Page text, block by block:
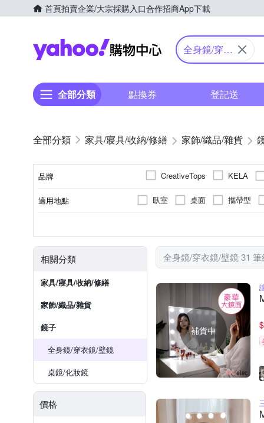
首頁拍賣企業/大宗採購入口合作招商App下載
Yahoo購物中心
全身鏡/穿衣
全部分類
點換券 登記送
家具/寢具/收納/修繕 家飾/織品/雜貨
品牌 CreativeTops KELA
適用地點 臥室 桌面 攜帶型
相關分類
家具/寢具/收納/修繕
家飾/織品/雜貨
鏡子
全身鏡/穿衣鏡/壁鏡
桌鏡/化妝鏡
價格
全身鏡/穿衣鏡/壁鏡 31
補貨中 $